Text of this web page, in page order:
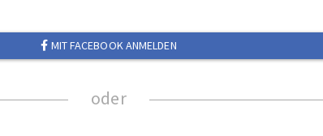
MIT FACEBOOK ANMELDEN